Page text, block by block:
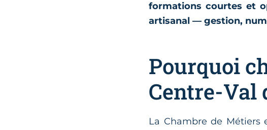
formations courtes et
artisanal — gestion,
Pourquoi
Centre-Val
La Chambre de Métiers